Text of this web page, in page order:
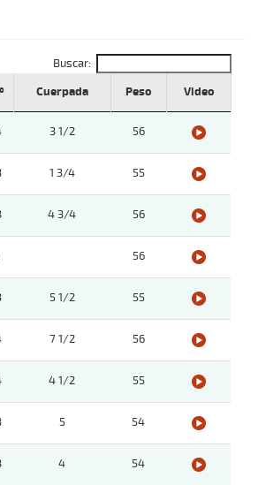
Buscar:
Cuerpada Peso Video
3 1/2 56
1 3/4 55
4 3/4 56
56
5 1/2 55
7 1/2 56
4 1/2 55
5 54
4 54